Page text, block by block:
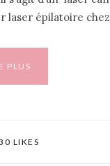
laser épilatoire
PLUS
LIKES